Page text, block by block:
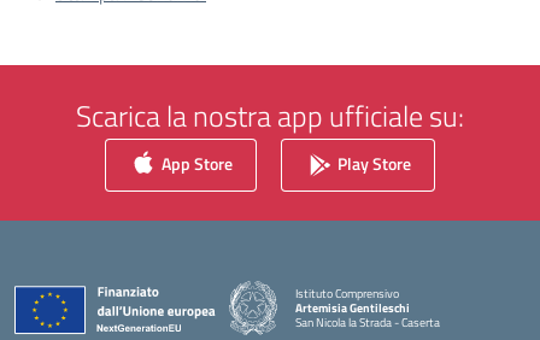
Scarica la nostra app ufficiale su:
App Store Play Store
Istituto Comprensivo
Artemisia Gentileschi
San Nicola la Strada - Caserta